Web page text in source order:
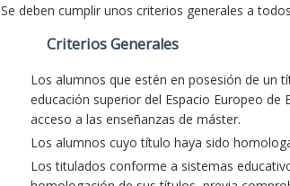
Se deben cumplir unos criterios generales a
Criterios Generales
Los alumnos que estén en posesión de un
educación superior del Espacio Europeo
acceso a las enseñanzas de máster.
Los alumnos cuyo título haya sido
Los titulados conforme a sistemas